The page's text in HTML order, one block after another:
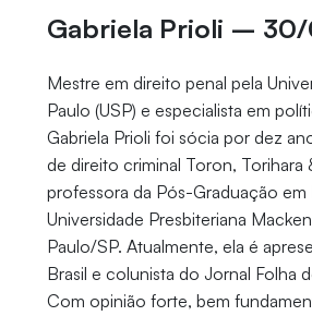
Gabriela Prioli – 30/
Mestre em direito penal pela
Paulo (USP) e especialista em
Gabriela Prioli foi sócia por dez
de direito criminal Toron, Torihara
professora da Pós-Graduação em
Universidade Presbiteriana
Paulo/SP. Atualmente, ela é
Brasil e colunista do Jornal Folha
Com opinião forte, bem